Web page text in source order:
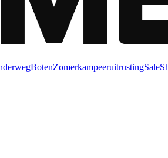
BotenZomerkampeeruitrustingSale